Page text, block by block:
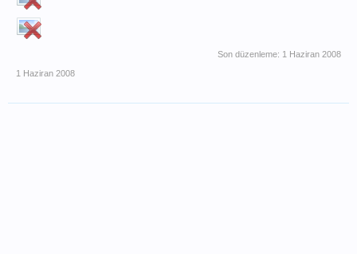
Son düzenleme: 1 Haziran 2008
1 Haziran 2008